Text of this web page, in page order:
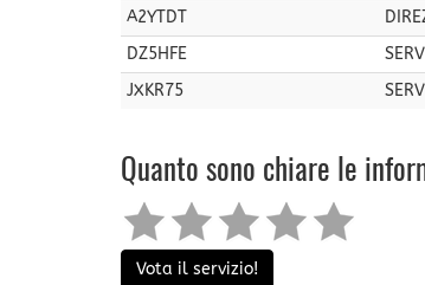
A2YTDT
DZ5HFE
JXKR75
Quanto sono chiare le
Vota il servizio!